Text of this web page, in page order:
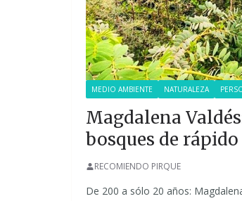
MEDIO AMBIENTE NATURALEZA
Magdalena
bosques de
RECOMIENDO PIRQUE
De 200 a sólo 20 años: